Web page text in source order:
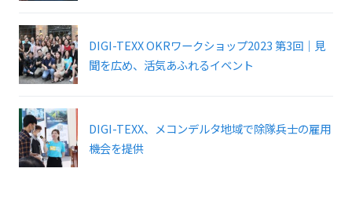
DIGI-TEXX OKRワークショップ2023 第3回｜見
聞を広め、活気あふれるイベント
DIGI-TEXX、メコンデルタ地域で除隊兵士の雇用
機会を提供